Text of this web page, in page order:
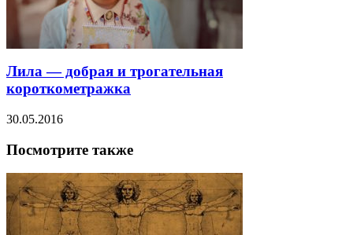
Лила — добрая и трогательная
короткометражка
30.05.2016
Посмотрите также